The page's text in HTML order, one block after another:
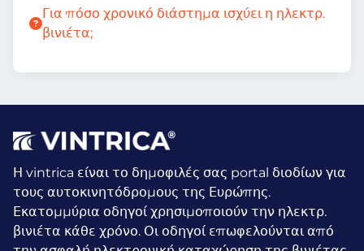
Για πόσο χρονικό διάστημα ισχύει η ηλεκτρ.
βινιέτα;
Η vintrica είναι το δημοφιλές σας portal διοδίων για
τους αυτοκινητόδρομους της Ευρώπης.
Εκατομμύρια οδηγοί χρησιμοποιούν την ηλεκτρ.
βινιέτα κάθε χρόνο. Οι οδηγοί επωφελούνται από